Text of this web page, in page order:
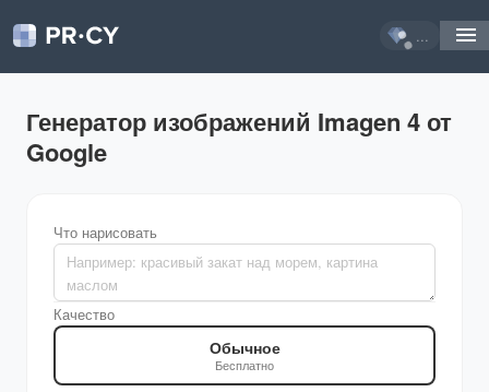
...
Генератор изображений Imagen 4 от
Google
Что нарисовать
Качество
Обычное
Бесплатно